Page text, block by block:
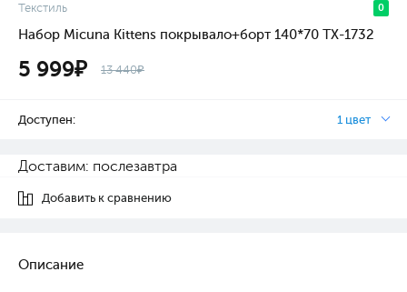
Текстиль 0
Набор Micuna Kittens покрывало+борт 140*70 TX-1732
5 999₽ 13 440₽
Доступен: 1 цвет
Доставим: послезавтра
Добавить к сравнению
Описание